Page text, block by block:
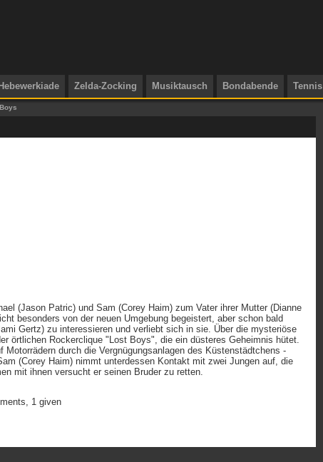
Hebewerkiade Zelda-Zocking Musiktausch Bondabende Tennis
(Jason Patric) und Sam (Corey Haim) zum Vater ihrer Mutter (Dianne
besonders von der neuen Umgebung begeistert, aber schon bald
Gertz) zu interessieren und verliebt sich in sie. Über die mysteriöse
örtlichen Rockerclique "Lost Boys", die ein düsteres Geheimnis hütet.
durch die Vergnügungsanlagen des Küstenstädtchens -
(Corey Haim) nimmt unterdessen Kontakt mit zwei Jungen auf, die
mit ihnen versucht er seinen Bruder zu retten.
1 given